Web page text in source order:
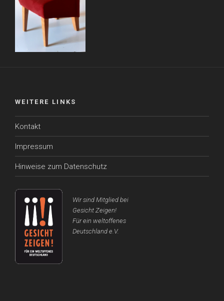
WEITERE LINKS
Kontakt
Impressum
Hinweise zum Datenschutz
Wir sind Mitglied bei
Gesicht Zeigen!
Für ein weltoffenes
Deutschland e.V.